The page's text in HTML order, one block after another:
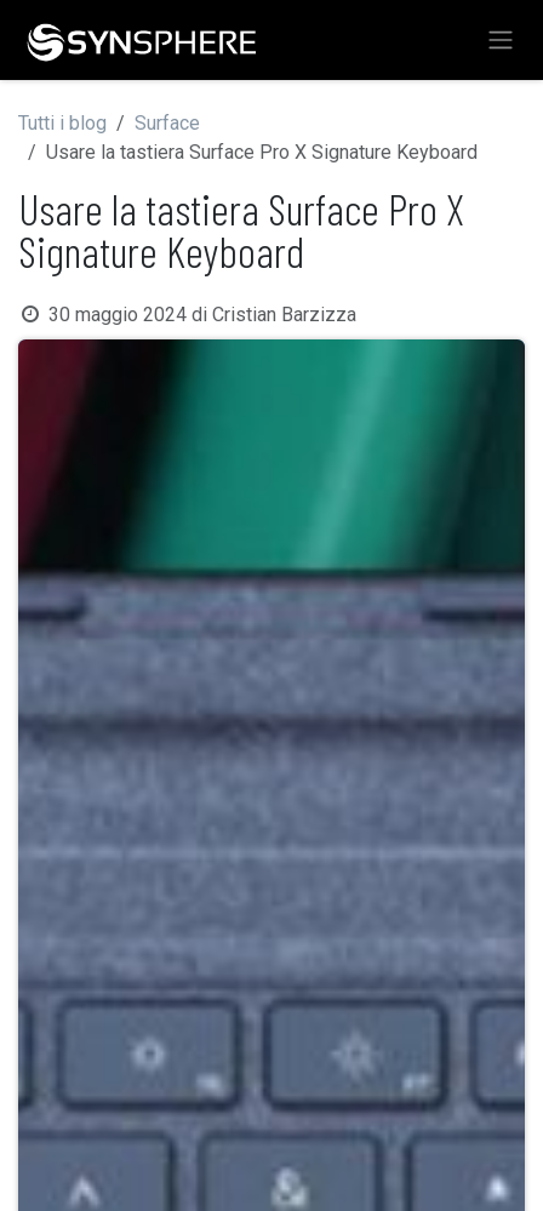
Tutti i blog
Surface
Usare la tastiera Surface Pro X Signature Keyboard
Usare la tastiera Surface Pro X
Signature Keyboard
30 maggio 2024 di Cristian Barzizza